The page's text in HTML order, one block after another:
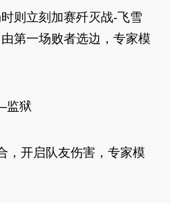
立刻加赛歼灭战-飞雪
第一场败者选边，专家模
狱
开启队友伤害，专家模